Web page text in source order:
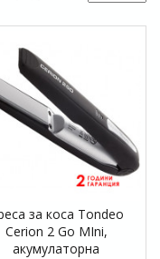
за коса Tondeo
Cerion 2 Go MIni,
акумулаторна